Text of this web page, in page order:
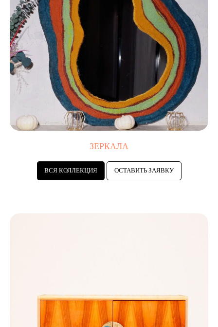
ЗЕРКАЛА
ВСЯ КОЛЛЕКЦИЯ ОСТАВИТЬ ЗАЯВКУ